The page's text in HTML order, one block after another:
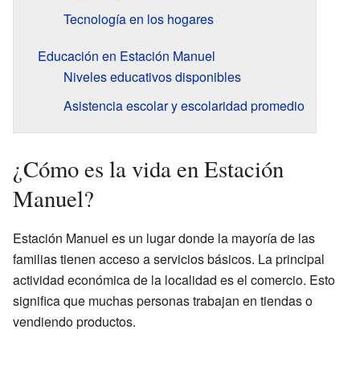
Tecnología en los hogares
Educación en Estación Manuel
Niveles educativos disponibles
Asistencia escolar y escolaridad promedio
¿Cómo es la vida en Estación
Manuel?
Estación Manuel es un lugar donde la mayoría de las
familias tienen acceso a servicios básicos. La principal
actividad económica de la localidad es el comercio. Esto
significa que muchas personas trabajan en tiendas o
vendiendo productos.